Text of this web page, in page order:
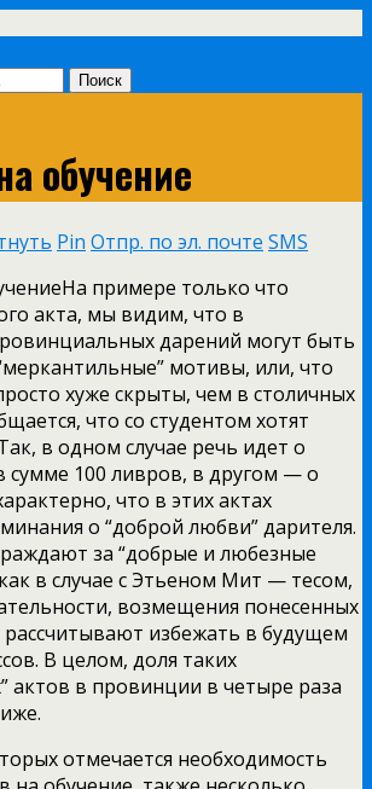
обучение
Pin Отпр. по эл. почте SMS
На примере только что
акта, мы видим, что в
дарений могут быть
мотивы, или, что
хуже скрыты, чем в столичных
что со студентом хотят
в одном случае речь идет о
сумме 100 ливров, в другом — о
что в этих актах
о “доброй любви” дарителя.
за “добрые и любезные
в случае с Этьеном Мит — тесом,
возмещения понесенных
избежать в будущем
В целом, доля таких
актов в провинции в четыре раза
отмечается необходимость